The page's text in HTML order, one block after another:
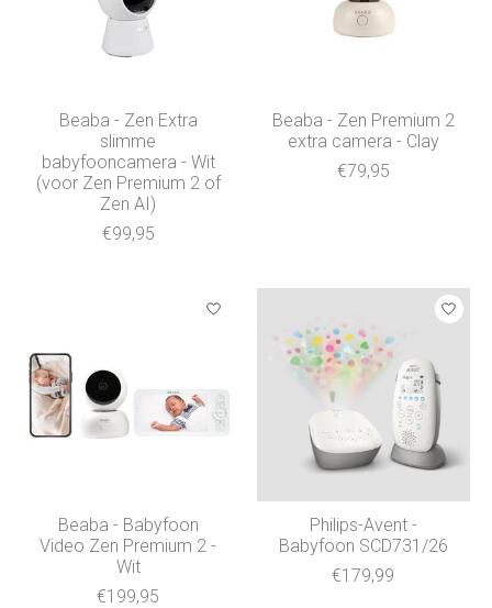
Beaba - Zen Extra
slimme
babyfooncamera - Wit
(voor Zen Premium 2 of
Zen AI)
€99,95
Beaba - Zen Premium 2
extra camera - Clay
€79,95
Beaba - Babyfoon
Video Zen Premium 2 -
Wit
€199,95
Philips-Avent -
Babyfoon SCD731/26
€179,99